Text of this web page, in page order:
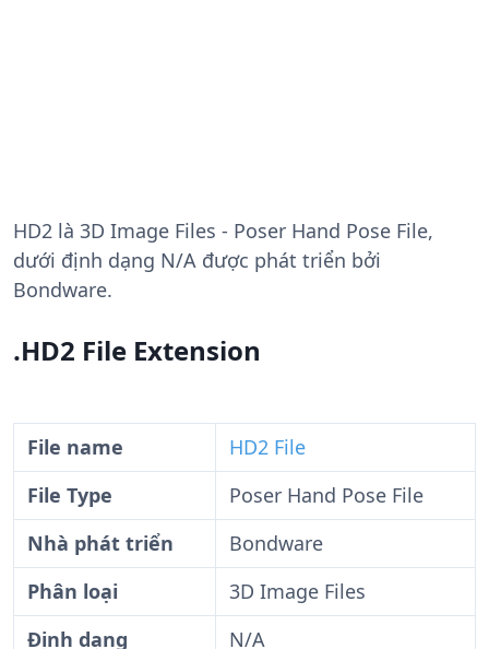
HD2 là 3D Image Files - Poser Hand Pose File,
dưới định dạng N/A được phát triển bởi
Bondware.
.HD2 File Extension
File name
HD2 File
File Type
Poser Hand Pose File
Nhà phát triển
Bondware
Phân loại
3D Image Files
Định dạng
N/A